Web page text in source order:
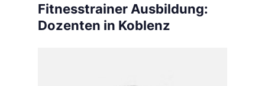
Fitnesstrainer Ausbildung:
Dozenten in Koblenz